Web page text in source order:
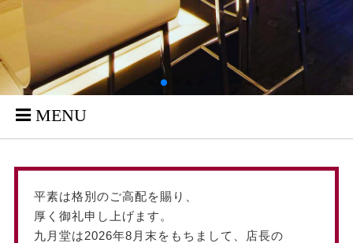
MENU
平素は格別のご高配を賜り、
厚く御礼申し上げます。
九月堂は2026年8月末を もちまして、
店長の